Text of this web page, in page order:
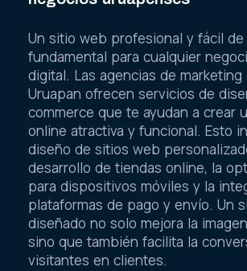
Un sitio web profesional y fácil de
fundamental para cualquier
digital. Las agencias de
Uruapan ofrecen servicios de
commerce que te ayudan a crear
online atractiva y funcional. Esto
diseño de sitios web
desarrollo de tiendas online, la
para dispositivos móviles y la
plataformas de pago y envío. Un
diseñado no solo mejora la
sino que también facilita la
visitantes en clientes.